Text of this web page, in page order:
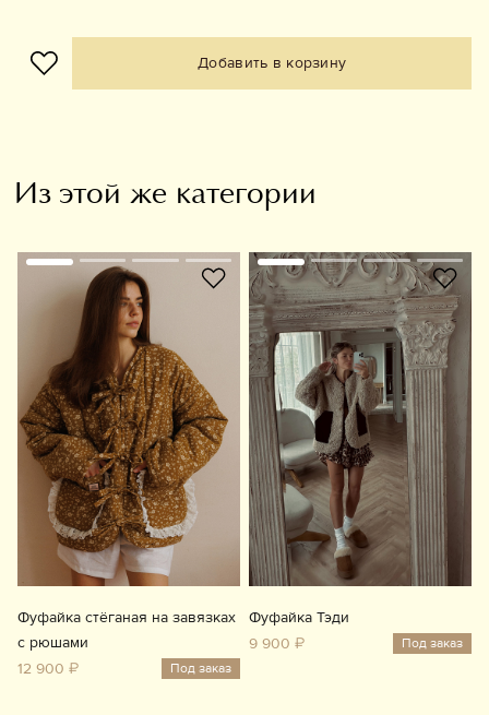
Добавить в корзину
Из этой же категории
Фуфайка стёганая на завязках
с рюшами
12 900 ₽
Под заказ
Фуфайка Тэди
9 900 ₽
Под заказ